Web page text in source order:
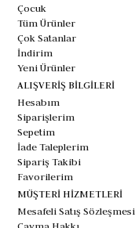
Çocuk
Tüm Ürünler
Çok Satanlar
İndirim
Yeni Ürünler
ALIŞVERİŞ BİLGİLERİ
Hesabım
Siparişlerim
Sepetim
İade Taleplerim
Sipariş Takibi
Favorilerim
MÜŞTERİ HİZMETLERİ
Mesafeli Satış Sözleşmesi